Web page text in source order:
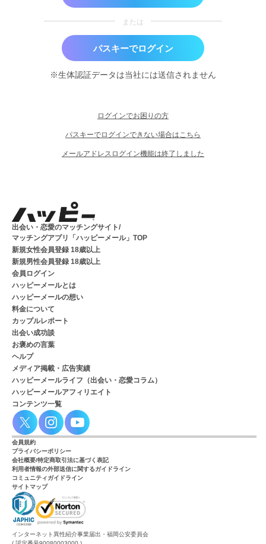
または
パスキーでログイン
※生体認証データは当社には送信されません
ログインでお困りの方
パスキーでログインできない場合はこちら
メールアドレスログイン機能は終了しました
出会い・恋愛のマッチングサイト/
マッチングアプリ「ハッピーメール」TOP
新規女性会員登録 18歳以上
新規男性会員登録 18歳以上
会員ログイン
ハッピーメールとは
ハッピーメールの想い
料金について
カップルレポート
出会い成功談
お褒めの言葉
ヘルプ
メディア掲載・広告実績
ハッピーメールライフ（出会い・恋愛コラム）
ハッピーメールアフィリエイト
コンテンツ一覧
会員規約
プライバシーポリシー
会社概要/特定商取引法に基づく表記
利用者情報の外部送信に関するガイドライン
コミュニティガイドライン
サイトマップ
インターネット異性紹介事業届出・福岡公安委員会